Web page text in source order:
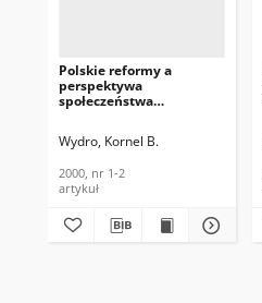
Polskie reformy a
perspektywa
społeczeństwa
Techniki Informacyjne,
Wydro, Kornel B.
2000, nr 1-2
artykuł